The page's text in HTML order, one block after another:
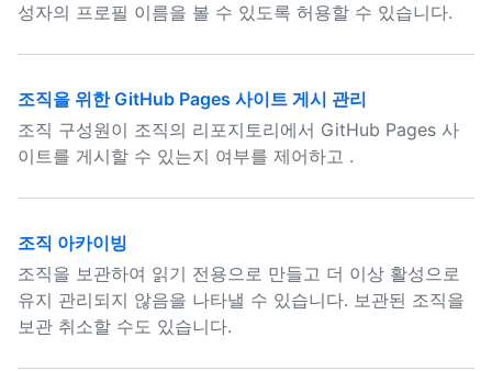
성자의 프로필 이름을 볼 수 있도록 허용할 수 있습니다.
조직을 위한 GitHub Pages 사이트 게시 관리
조직 구성원이 조직의 리포지토리에서 GitHub Pages 사
이트를 게시할 수 있는지 여부를 제어하고 .
조직 아카이빙
조직을 보관하여 읽기 전용으로 만들고 더 이상 활성으로
유지 관리되지 않음을 나타낼 수 있습니다. 보관된 조직을
보관 취소할 수도 있습니다.